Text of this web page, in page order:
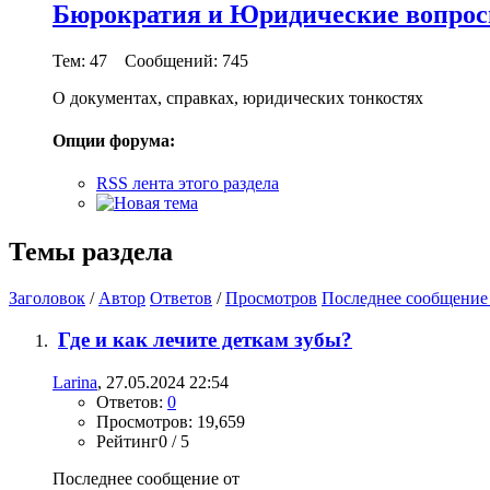
Бюрократия и Юридические
Тем: 47 Сообщений: 745
О документах, справках, юридических тонкостях
Опции форума:
RSS лента этого раздела
Темы раздела
Заголовок / Автор Ответов /Просмотров Последнее сообщение
Где и как лечите деткам зубы?
Larina, 27.05.2024 22:54
Ответов: 0
Просмотров: 19,659
Рейтинг0 / 5
Последнее сообщение от